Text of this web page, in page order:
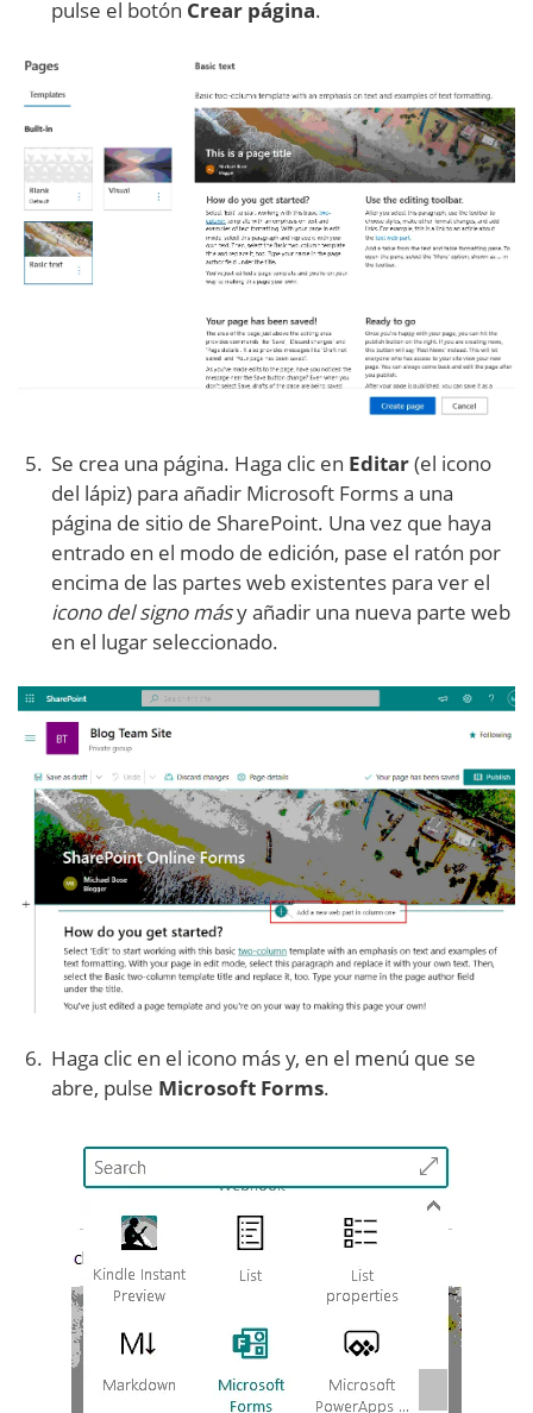
pulse el botón Crear página.
Se crea una página. Haga clic en Editar(el icono
del lápiz) para añadir Microsoft Forms a una
página de sitio de SharePoint. Una vez que haya
entrado en el modo de edición, pase el ratón por
encima de las partes web existentes para ver el
icono del signo másy añadir una nueva parte web
en el lugar seleccionado.
Haga clic en el icono más y, en el menú que se
abre, pulse Microsoft Forms.